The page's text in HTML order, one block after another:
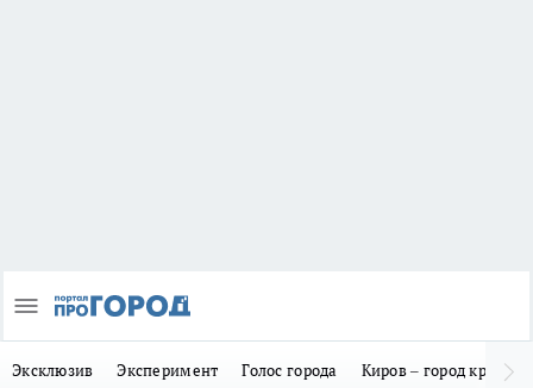
Эксклюзив Эксперимент Голос города Киров – город